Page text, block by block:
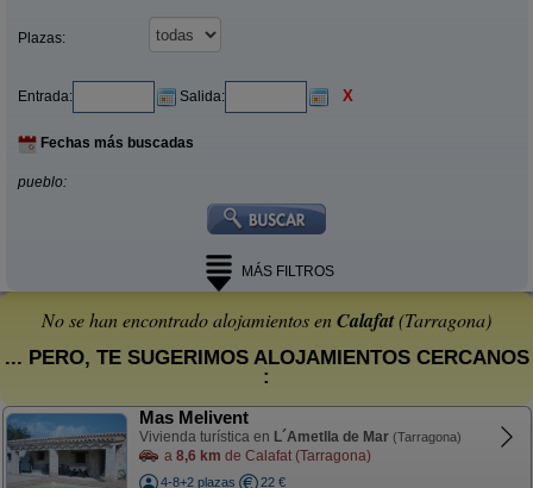
Plazas:
Entrada: Salida: X
Fechas más buscadas
pueblo:
MÁS FILTROS
No se han encontrado alojamientos enCalafat(Tarragona)
... PERO, TE SUGERIMOS ALOJAMIENTOS CERCANOS
:
Mas Melivent
Vivienda turística en L´Ametlla de Mar (Tarragona)
a 8,6 km de Calafat (Tarragona)
4-8+2 plazas
22 €